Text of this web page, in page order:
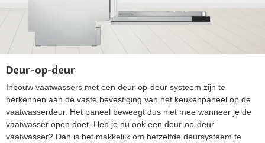
Deur-op-deur
Inbouw vaatwassers met een deur-op-deur systeem zijn te
herkennen aan de vaste bevestiging van het keukenpaneel op de
vaatwasserdeur. Het paneel beweegt dus niet mee wanneer je de
vaatwasser open doet. Heb je nu ook een deur-op-deur
vaatwasser? Dan is het makkelijk om hetzelfde deursysteem te